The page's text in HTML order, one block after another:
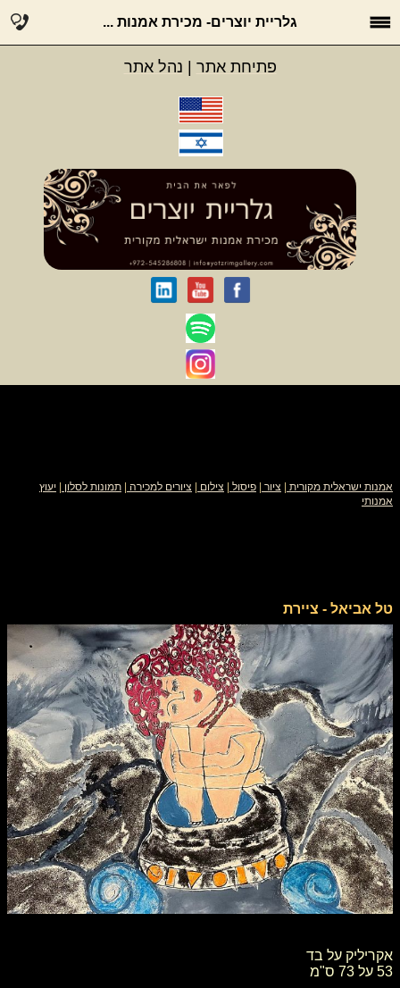
גלריית יוצרים- מכירת אמנות ...
פתיחת אתר נהל אתר
אמנות ישראלית מקורית ציור פיסול צילום ציורים למכירה תמונות לסלון
יעוץ
אמנותי
טל אביאל - ציירת
אקריליק על בד
53 על 73 ס"מ